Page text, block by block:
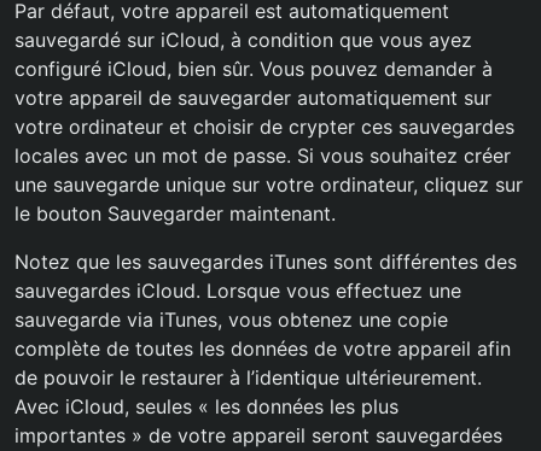
Par défaut, votre appareil est automatiquement
sauvegardé sur iCloud, à condition que vous ayez
configuré iCloud, bien sûr. Vous pouvez demander à
votre appareil de sauvegarder automatiquement sur
votre ordinateur et choisir de crypter ces sauvegardes
locales avec un mot de passe. Si vous souhaitez créer
une sauvegarde unique sur votre ordinateur, cliquez sur
le bouton Sauvegarder maintenant.
Notez que les sauvegardes iTunes sont différentes des
sauvegardes iCloud. Lorsque vous effectuez une
sauvegarde via iTunes, vous obtenez une copie
complète de toutes les données de votre appareil afin
de pouvoir le restaurer à l’identique ultérieurement.
Avec iCloud, seules « les données les plus
importantes » de votre appareil seront sauvegardées